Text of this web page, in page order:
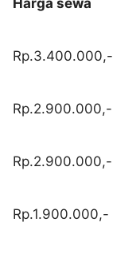
Harga sewa
Rp.3.400.000,-
Rp.2.900.000,-
Rp.2.900.000,-
Rp.1.900.000,-